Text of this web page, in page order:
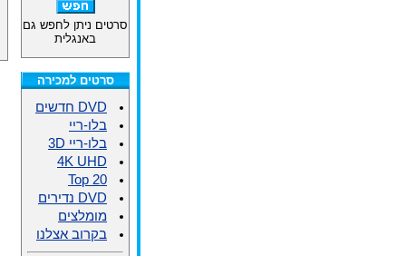
סרטים ניתן לחפש גם
באנגלית
סרטים למכירה
DVD חדשים
בלו-ריי
בלו-ריי 3D
4K UHD
Top 20
DVD נדירים
מומלצים
בקרוב אצלנו